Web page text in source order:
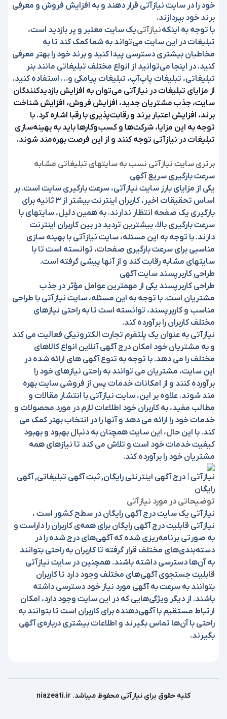
خود را در سایت نیازآتی قرار دهند و به افزایش فروش و معرفی
برند خود بپردازند.
با توجه به اینکهنیازآتییک سایت معتبر و پر بازدید است،
تبلیغات در این سایت می‌تواند به شما کمک کند تا به
مخاطبان بیشتری دسترسی پیدا کنید و برند خود را بهتر معرفی
کنید. در اینجا می‌توانید از انواع مختلف تبلیغاتی مانند بنر
تبلیغاتی، تبلیغات پاپ‌آپ، تبلیغات پیامکی و… استفاده کنید.
از مزایای تبلیغات در نیازآتی می‌توان به افزایش بازدیدکنندگان
سایت، جذب مشتریان جدید، افزایش فروش، افزایش شناخت
برند، افزایش اعتبار برند و رقابت‌پذیری با رقبا اشاره کرد. با
توجه به این مزایا، شرکت‌ها و کسب‌و‌کارها باید به بهینه‌سازی
تبلیغات در نیازآتی توجه کنند و از این فرصت بهره‌مند شوند.
برتری سایت نیازآتی نسب به سایتهای تبلیغاتی مشابه
سرعت بارگیری سریع آگهی
یکی از مزایای بارز سایت نیازآتی، سرعت بارگیری سایت است. بر
اساس تحقیقات اخیر، کاربران اینترنت بیشتر از ۳ ثانیه برای
بارگیری یک صفحه انتظار ندارند. به همین دلیل، سایتهای با
سرعت بارگیری بالا، بیشترین تردید در بین کاربران اینترنت
دارند. با توجه به این مسئله، سایت نیازآتی با بهینه سازی
مناسبی برای سرعت بارگیری صفحات، توانسته است تا با
سایتهای مشابه رقابت کند و از آنها پیشی گرفته است.
طراحی کاربرپسند سایت آگهی
طراحی کاربرپسند یکی از مهمترین عوامل مؤثر در جذب
مشتریان است. با توجه به این مسئله، سایت نیازآتی با طراحی
مناسب و کاربرپسند، توانسته است تا به راحتی نیازهای
مختلف کاربران را برآورده کند.
نیازآتی به عنوان یک پلتفرم تجارت الکترونیکی فعالیت می کند
و به مشتریان خود امکان درج آگهی آنلاین انواع کالاهای
مختلف را می دهد. با توجه به تنوع آگهی های ارائه شده در
این سایت، مشتریان می توانند به راحتی نیازهای خود را
برآورده کنند و از امکانات خدمات پس از فروشی سایت بهره
مند شوند. علاوه بر این، سایت نیازآتی با انتشار مقالات و
مطالب مفید، به کاربران خود اطلاعات لازم در مورد محصولات و
خدمات خود را ارائه می دهد و آنها را در انتخاب بهتر کمک می
کند. با این حال، این سایت همچنان به دنبال بهبود و بهبود
کیفیت خدمات خود است و تلاش می کند تا نیازهای همه
مشتریان خود را برآورده کند.
نیازآتی | درج آگهی اینترنتی رایگان, ثبت آگهی تبلیغاتی, آگهی
رایگان
توضیحاتی در مورد نیازآتی
نیازآتی یک سایت درج آگهی رایگان در سطح کشور است ،
نیازآتی قابلیت درج آگهی رایگان برای همه‌ی کاربران را داراست و
به صورتی برنامه‌ریزی شده که آگهی‌های درج شده را در
دسته‌بندی‌های مختلف قرار گرفته تا کاربران به راحتی بتوانند
به آن‌ها دسترسی داشته باشند. همچنین در سایت نیازآتی
قابلیت جستجوی آگهی‌های مختلف وجود دارد تا کاربران
بتوانند به سرعت به آگهی مورد نیاز خود دسترسی داشته
باشند. از دیگر ویژگی‌هایی که در این سایت وجود دارد، امکان
ارتباط مستقیم با آگهی‌دهنده برای کاربران است تا بتوانند به
راحتی با آن‌ها تماس بگیرند و اطلاعات بیشتری درباره‌ی آگهی
بگیرند.
کلیه حقوق برای نیازآتی محفوظ میباشد. niazeati.ir